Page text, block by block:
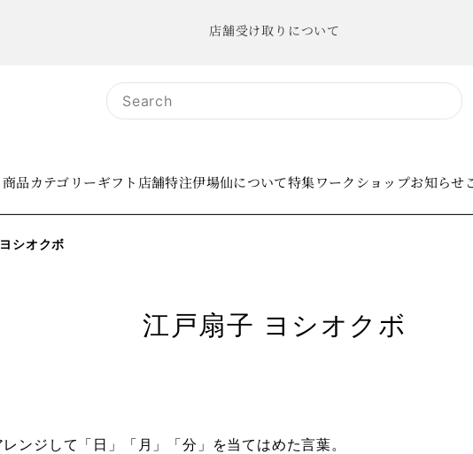
店舗受け取りについて
商品カテゴリーギフト 店舗特注伊場仙について特集ワークショップお知らせ
シオクボ
江戸扇子 ヨシオクボ
レンジして「日」「月」「分」を当てはめた言葉。